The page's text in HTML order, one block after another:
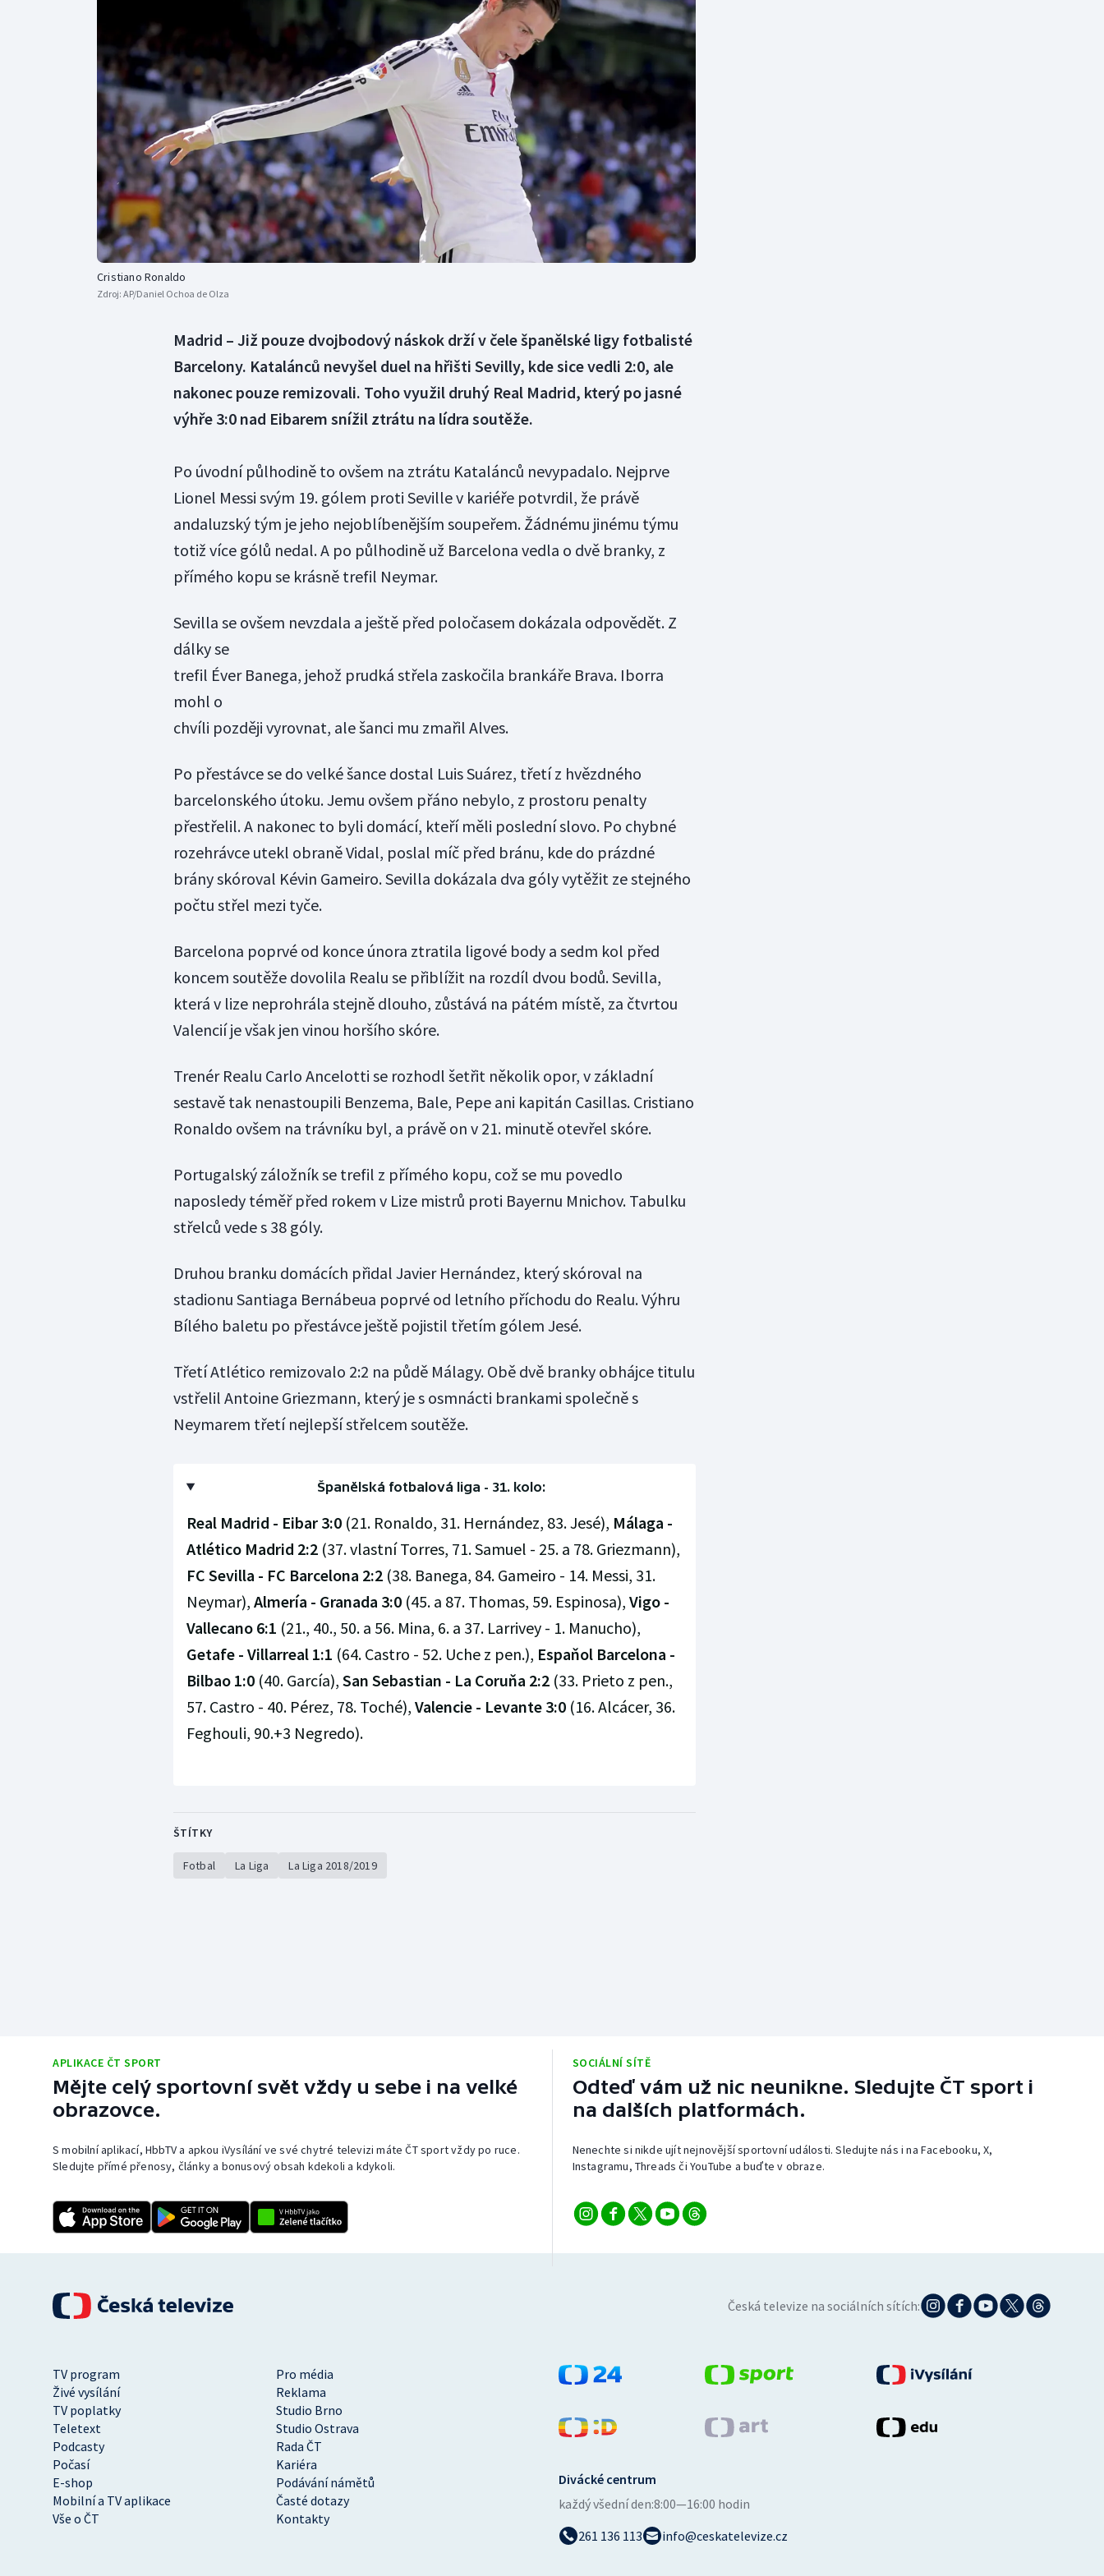
Dostihy
Florbal
Futsal
Golf
Gymnastika
Moderní pětiboj
Motorsport
Olympijské hry
Parasport
Plavání
Plážový volejbal
Triatlon
Vodní slalom
Volejbal
Ostatní
Cristiano Ronaldo
Zdroj: AP/Daniel Ochoa de Olza
Madrid – Již pouze dvojbodový náskok drží v čele španělské ligy fotbalisté
Barcelony. Katalánců nevyšel duel na hřišti Sevilly, kde sice vedli 2:0, ale
nakonec pouze remizovali. Toho využil druhý Real Madrid, který po jasné
výhře 3:0 nad Eibarem snížil ztrátu na lídra soutěže.
Po úvodní půlhodině to ovšem na ztrátu Katalánců nevypadalo. Nejprve
Lionel Messi svým 19. gólem proti Seville v kariéře potvrdil, že právě
andaluzský tým je jeho nejoblíbenějším soupeřem. Žádnému jinému týmu
totiž více gólů nedal. A po půlhodině už Barcelona vedla o dvě branky, z
přímého kopu se krásně trefil Neymar.
Sevilla se ovšem nevzdala a ještě před poločasem dokázala odpovědět. Z
dálky se
trefil Éver Banega, jehož prudká střela zaskočila brankáře Brava. Iborra
mohl o
chvíli později vyrovnat, ale šanci mu zmařil Alves.
Po přestávce se do velké šance dostal Luis Suárez, třetí z hvězdného
barcelonského útoku. Jemu ovšem přáno nebylo, z prostoru penalty
přestřelil. A nakonec to byli domácí, kteří měli poslední slovo. Po chybné
rozehrávce utekl obraně Vidal, poslal míč před bránu, kde do prázdné
brány skóroval Kévin Gameiro. Sevilla dokázala dva góly vytěžit ze stejného
počtu střel mezi tyče.
Barcelona poprvé od konce února ztratila ligové body a sedm kol před
koncem soutěže dovolila Realu se přiblížit na rozdíl dvou bodů. Sevilla,
která v lize neprohrála stejně dlouho, zůstává na pátém místě, za čtvrtou
Valencií je však jen vinou horšího skóre.
Trenér Realu Carlo Ancelotti se rozhodl šetřit několik opor, v základní
sestavě tak nenastoupili Benzema, Bale, Pepe ani kapitán Casillas. Cristiano
Ronaldo ovšem na trávníku byl, a právě on v 21. minutě otevřel skóre.
Portugalský záložník se trefil z přímého kopu, což se mu povedlo
naposledy téměř před rokem v Lize mistrů proti Bayernu Mnichov. Tabulku
střelců vede s 38 góly.
Druhou branku domácích přidal Javier Hernández, který skóroval na
stadionu Santiaga Bernábeua poprvé od letního příchodu do Realu. Výhru
Bílého baletu po přestávce ještě pojistil třetím gólem Jesé.
Třetí Atlético remizovalo 2:2 na půdě Málagy. Obě dvě branky obhájce titulu
vstřelil Antoine Griezmann, který je s osmnácti brankami společně s
Neymarem třetí nejlepší střelcem soutěže.
Španělská fotbalová liga - 31. kolo:
Real Madrid - Eibar 3:0(21. Ronaldo, 31. Hernández, 83. Jesé), Málaga -
Atlético Madrid 2:2(37. vlastní Torres, 71. Samuel - 25. a 78. Griezmann),
FC Sevilla - FC Barcelona 2:2(38. Banega, 84. Gameiro - 14. Messi, 31.
Neymar), Almería - Granada 3:0(45. a 87. Thomas, 59. Espinosa), Vigo -
Vallecano 6:1 (21., 40., 50. a 56. Mina, 6. a 37. Larrivey - 1. Manucho),
Getafe - Villarreal 1:1 (64. Castro - 52. Uche z pen.), Espaňol Barcelona -
Bilbao 1:0(40. García), San Sebastian - La Coruňa 2:2(33. Prieto z pen.,
57. Castro - 40. Pérez, 78. Toché), Valencie - Levante 3:0(16. Alcácer, 36.
Feghouli, 90.+3 Negredo).
ŠTÍTKY
Fotbal La Liga La Liga 2018/2019
APLIKACE ČT SPORT
Mějte celý sportovní svět vždy u sebe i na velké
obrazovce.
S mobilní aplikací, HbbTV a apkou iVysílání ve své chytré televizi máte ČT sport vždy po ruce.
Sledujte přímé přenosy, články a bonusový obsah kdekoli a kdykoli.
SOCIÁLNÍ SÍTĚ
Odteď vám už nic neunikne. Sledujte ČT sport i
na dalších platformách.
Nenechte si nikde ujít nejnovější sportovní události. Sledujte nás i na Facebooku, X,
Instagramu, Threads či YouTube a buďte v obraze.
Česká televize na sociálních sítích:
TV program
Pro média
Živé vysílání
Reklama
TV poplatky
Studio Brno
Teletext
Studio Ostrava
Podcasty
Rada ČT
Počasí
Kariéra
E-shop
Podávání námětů
Mobilní a TV aplikace
Časté dotazy
Vše o ČT
Kontakty
Divácké centrum
každý všední den:8:00—16:00 hodin
261 136 113
info@ceskatelevize.cz